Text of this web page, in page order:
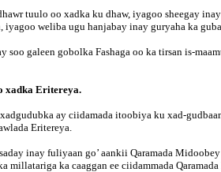
tuulo oo xadka ku dhaw, iyagoo sheegay
weliba ugu hanjabay inay guryaha ka
galeen gobolka Fashaga oo ka tirsan is-
xadka Eritereya.
ay ciidamada itoobiya ku xad-
Eritereya.
inay fuliyaan go’ aankii Qaramada
ka caaggan ee ciidammada